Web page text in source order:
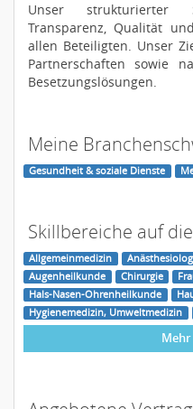
Unser strukturierter
Transparenz, Qualität
allen Beteiligten. Unser
Partnerschaften sowie
Besetzungslösungen.
Meine
Gesundheit & soziale Dienste
Skillbereiche auf
Allgemeinmedizin
Augenheilkunde
Chirurgie
Hals-Nasen-Ohrenheilkunde
Hygienemedizin, Umweltmedizin
Mehr